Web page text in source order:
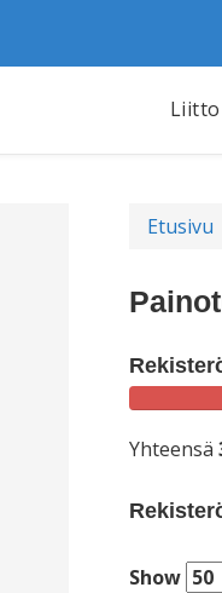
Liitto
Etusivu
Yhteensä
Show